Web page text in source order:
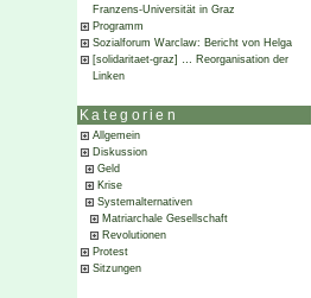
Franzens-Universität in Graz
Programm
Sozialforum Warclaw: Bericht von Helga
[solidaritaet-graz] … Reorganisation der
Linken
Kategorien
Allgemein
Diskussion
Geld
Krise
Systemalternativen
Matriarchale Gesellschaft
Revolutionen
Protest
Sitzungen